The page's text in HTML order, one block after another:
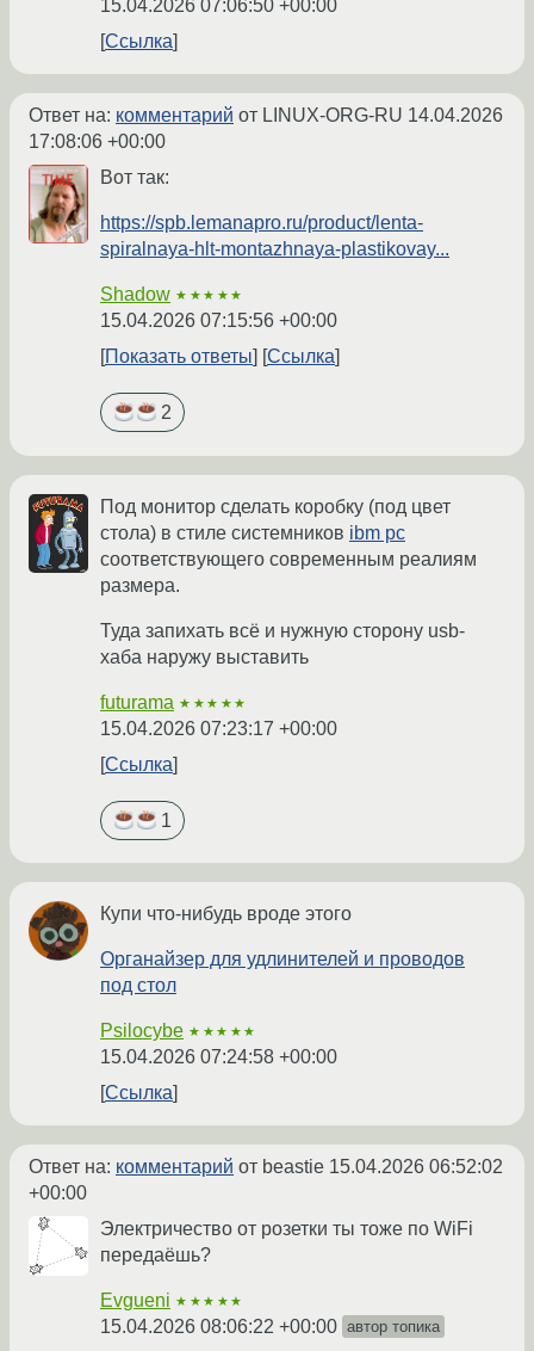
15.04.2026 07:06:50 +00:00
Ссылка
Ответ на: комментарий от LINUX-ORG-RU 14.04.2026
17:08:06 +00:00
Вот так:
https://spb.lemanapro.ru/product/lenta-
spiralnaya-hlt-montazhnaya-plastikovay...
Shadow ★★★★★
15.04.2026 07:15:56 +00:00
Показать ответы
Ссылка
2
Под монитор сделать коробку (под цвет
стола) в стиле системников ibm pc
соответствующего современным реалиям
размера.
Туда запихать всё и нужную сторону usb-
хаба наружу выставить
futurama ★★★★★
15.04.2026 07:23:17 +00:00
Ссылка
1
Купи что-нибудь вроде этого
Органайзер для удлинителей и проводов
под стол
Psilocybe ★★★★★
15.04.2026 07:24:58 +00:00
Ссылка
Ответ на: комментарий от beastie 15.04.2026 06:52:02
+00:00
Электричество от розетки ты тоже по WiFi
передаёшь?
Evgueni ★★★★★
15.04.2026 08:06:22 +00:00 автор топика